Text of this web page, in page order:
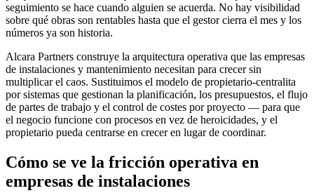
seguimiento se hace cuando alguien se acuerda. No hay visibilidad
sobre qué obras son rentables hasta que el gestor cierra el mes y los
números ya son historia.
Alcara Partners construye la arquitectura operativa que las empresas
de instalaciones y mantenimiento necesitan para crecer sin
multiplicar el caos. Sustituimos el modelo de propietario-centralita
por sistemas que gestionan la planificación, los presupuestos, el flujo
de partes de trabajo y el control de costes por proyecto — para que
el negocio funcione con procesos en vez de heroicidades, y el
propietario pueda centrarse en crecer en lugar de coordinar.
Cómo se ve la fricción operativa en
empresas de instalaciones